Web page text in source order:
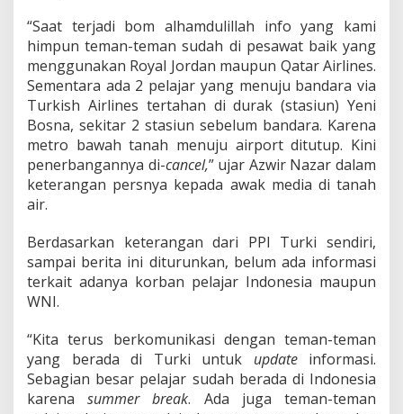
“Saat terjadi bom alhamdulillah info yang kami
himpun teman-teman sudah di pesawat baik yang
menggunakan Royal Jordan maupun Qatar Airlines.
Sementara ada 2 pelajar yang menuju bandara via
Turkish Airlines tertahan di durak (stasiun) Yeni
Bosna, sekitar 2 stasiun sebelum bandara. Karena
metro bawah tanah menuju airport ditutup. Kini
penerbangannya di-cancel,” ujar Azwir Nazar dalam
keterangan persnya kepada awak media di tanah
air.
Berdasarkan keterangan dari PPI Turki sendiri,
sampai berita ini diturunkan, belum ada informasi
terkait adanya korban pelajar Indonesia maupun
WNI.
“Kita terus berkomunikasi dengan teman-teman
yang berada di Turki untuk updateinformasi.
Sebagian besar pelajar sudah berada di Indonesia
karenasummer break. Ada juga teman-teman